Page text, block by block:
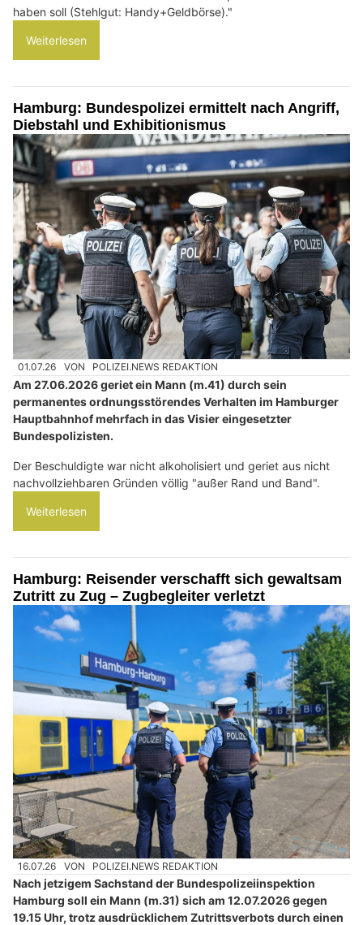
haben soll (Stehlgut: Handy+Geldbörse)."
Weiterlesen
Hamburg: Bundespolizei ermittelt nach Angriff,
Diebstahl und Exhibitionismus
01.07.26 VON POLIZEI.NEWS REDAKTION
Am 27.06.2026 geriet ein Mann (m.41) durch sein
permanentes ordnungsstörendes Verhalten im Hamburger
Hauptbahnhof mehrfach in das Visier eingesetzter
Bundespolizisten.
Der Beschuldigte war nicht alkoholisiert und geriet aus nicht
nachvollziehbaren Gründen völlig "außer Rand und Band".
Weiterlesen
Hamburg: Reisender verschafft sich gewaltsam
Zutritt zu Zug – Zugbegleiter verletzt
16.07.26 VON POLIZEI.NEWS REDAKTION
Nach jetzigem Sachstand der Bundespolizeiinspektion
Hamburg soll ein Mann (m.31) sich am 12.07.2026 gegen
19.15 Uhr, trotz ausdrücklichem Zutrittsverbots durch einen